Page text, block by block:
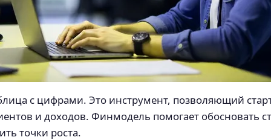
с цифрами. Это инструмент, позволяющий
и доходов. Финмодель помогает обосновать
точки роста.